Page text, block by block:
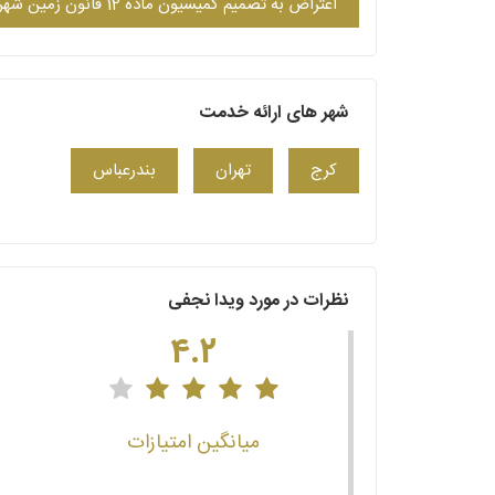
شهر های ارائه خدمت
کرج تهران بندرعباس
نظرات در مورد ویدا نجفی
4.2
میانگین امتیازات